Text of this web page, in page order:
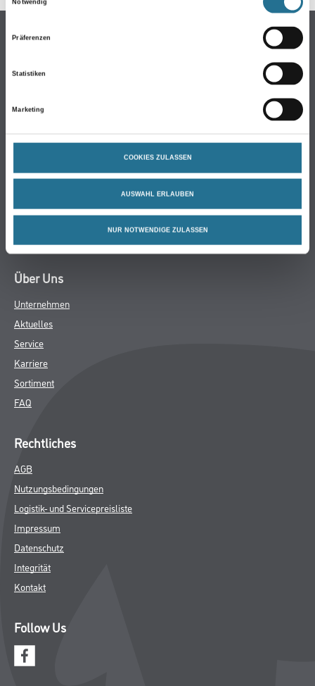
Notwendig
Präferenzen
Statistiken
Marketing
COOKIES ZULASSEN
AUSWAHL ERLAUBEN
NUR NOTWENDIGE ZULASSEN
Online-Shop
WDV-Systeme
Bodenbeläge
Werkzeug & Maschinen
Angebote
Über Uns
Unternehmen
Aktuelles
Service
Karriere
Sortiment
FAQ
Rechtliches
AGB
Nutzungsbedingungen
Logistik- und Servicepreisliste
Impressum
Datenschutz
Integrität
Kontakt
Follow Us